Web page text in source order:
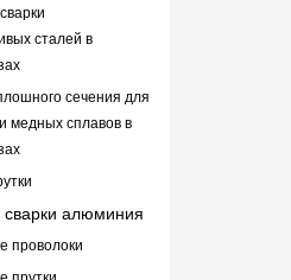
сталей в
сечения для
медных сплавов в
алюминия
проволоки